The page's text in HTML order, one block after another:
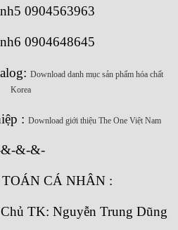
0904563963
0904648645
Download danh mục sản phẩm hóa chất
Korea
: Download giới thiệu The One Việt Nam
&-&-
CÁ NHÂN :
TK: Nguyễn Trung Dũng